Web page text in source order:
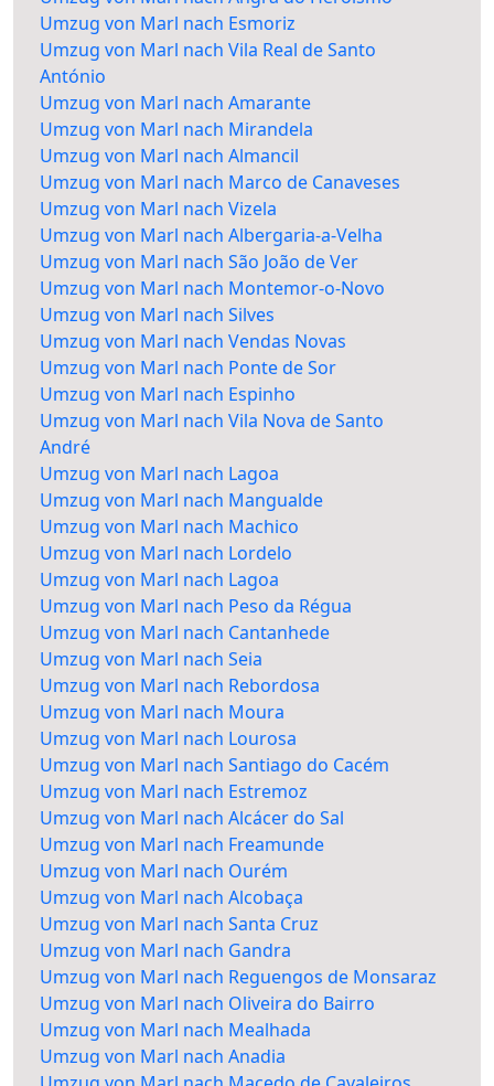
Umzug von Marl nach Esmoriz
Umzug von Marl nach Vila Real de Santo
António
Umzug von Marl nach Amarante
Umzug von Marl nach Mirandela
Umzug von Marl nach Almancil
Umzug von Marl nach Marco de Canaveses
Umzug von Marl nach Vizela
Umzug von Marl nach Albergaria-a-Velha
Umzug von Marl nach São João de Ver
Umzug von Marl nach Montemor-o-Novo
Umzug von Marl nach Silves
Umzug von Marl nach Vendas Novas
Umzug von Marl nach Ponte de Sor
Umzug von Marl nach Espinho
Umzug von Marl nach Vila Nova de Santo
André
Umzug von Marl nach Lagoa
Umzug von Marl nach Mangualde
Umzug von Marl nach Machico
Umzug von Marl nach Lordelo
Umzug von Marl nach Lagoa
Umzug von Marl nach Peso da Régua
Umzug von Marl nach Cantanhede
Umzug von Marl nach Seia
Umzug von Marl nach Rebordosa
Umzug von Marl nach Moura
Umzug von Marl nach Lourosa
Umzug von Marl nach Santiago do Cacém
Umzug von Marl nach Estremoz
Umzug von Marl nach Alcácer do Sal
Umzug von Marl nach Freamunde
Umzug von Marl nach Ourém
Umzug von Marl nach Alcobaça
Umzug von Marl nach Santa Cruz
Umzug von Marl nach Gandra
Umzug von Marl nach Reguengos de Monsaraz
Umzug von Marl nach Oliveira do Bairro
Umzug von Marl nach Mealhada
Umzug von Marl nach Anadia